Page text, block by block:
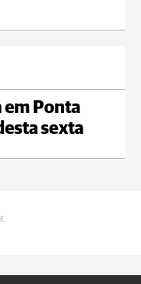
em Ponta
sexta